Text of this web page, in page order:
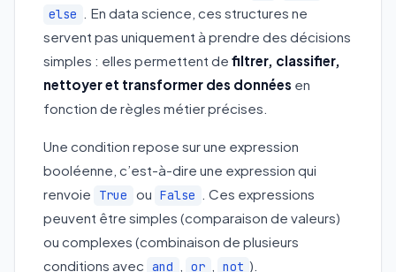
else
. En data science, ces structures ne
servent pas uniquement à prendre des décisions
simples : elles permettent de filtrer, classifier,
nettoyer et transformer des données en
fonction de règles métier précises.
Une condition repose sur une expression
booléenne, c’est-à-dire une expression qui
renvoie
True ou False
. Ces expressions
peuvent être simples (comparaison de valeurs)
ou complexes (combinaison de plusieurs
conditions avec and or not ).